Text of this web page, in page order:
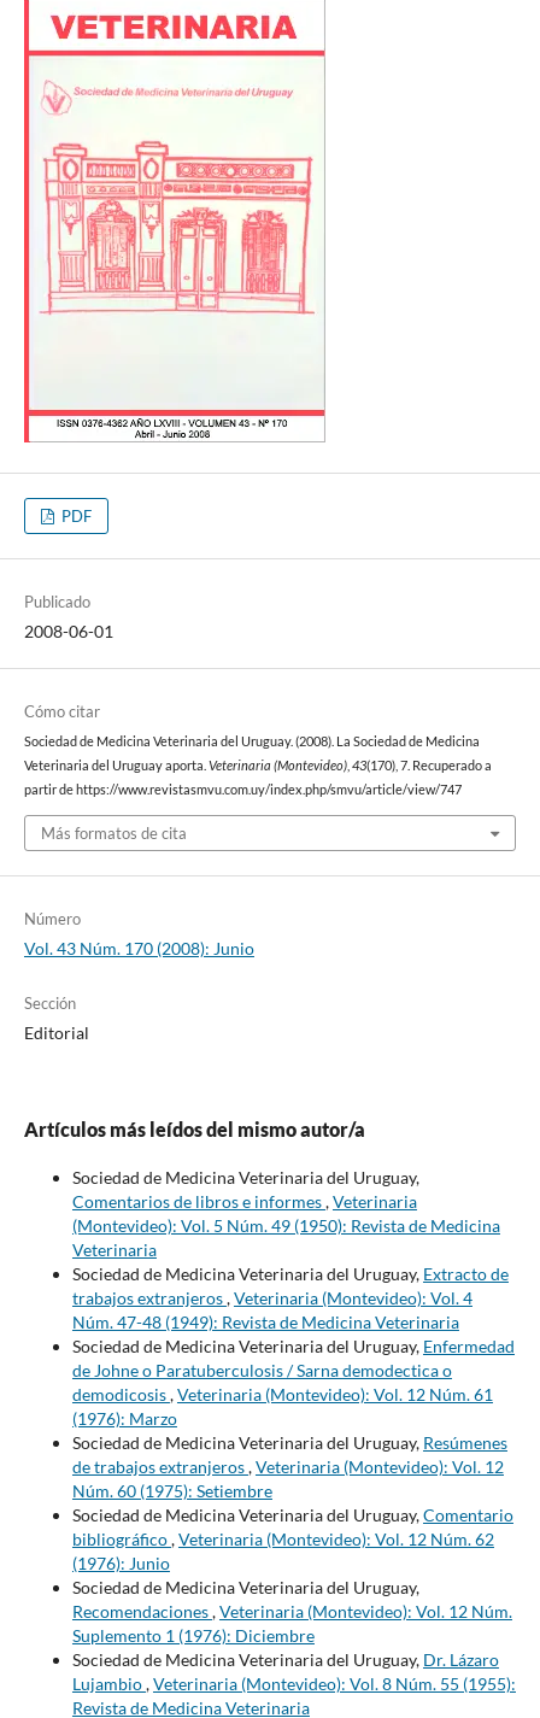
PDF
Publicado
2008-06-01
Cómo citar
Sociedad de Medicina Veterinaria del Uruguay. (2008). La Sociedad de Medicina
Veterinaria del Uruguay aporta. Veterinaria (Montevideo), 43(170), 7. Recuperado a
partir de https://www.revistasmvu.com.uy/index.php/smvu/article/view/747
Más formatos de cita
Número
Vol. 43 Núm. 170 (2008): Junio
Sección
Editorial
Artículos más leídos del mismo autor/a
Sociedad de Medicina Veterinaria del Uruguay,
Comentarios de libros e informes,Veterinaria
(Montevideo): Vol. 5 Núm. 49 (1950): Revista de Medicina
Veterinaria
Sociedad de Medicina Veterinaria del Uruguay, Extracto de
trabajos extranjeros,Veterinaria (Montevideo): Vol. 4
Núm. 47-48 (1949): Revista de Medicina Veterinaria
Sociedad de Medicina Veterinaria del Uruguay, Enfermedad
de Johne o Paratuberculosis / Sarna demodectica o
demodicosis,Veterinaria (Montevideo): Vol. 12 Núm. 61
(1976): Marzo
Sociedad de Medicina Veterinaria del Uruguay, Resúmenes
de trabajos extranjeros,Veterinaria (Montevideo): Vol. 12
Núm. 60 (1975): Setiembre
Sociedad de Medicina Veterinaria del Uruguay,Comentario
bibliográfico,Veterinaria (Montevideo): Vol. 12 Núm. 62
(1976): Junio
Sociedad de Medicina Veterinaria del Uruguay,
Recomendaciones,Veterinaria (Montevideo): Vol. 12 Núm.
Suplemento 1 (1976): Diciembre
Sociedad de Medicina Veterinaria del Uruguay, Dr. Lázaro
Lujambio,Veterinaria (Montevideo): Vol. 8 Núm. 55 (1955):
Revista de Medicina Veterinaria